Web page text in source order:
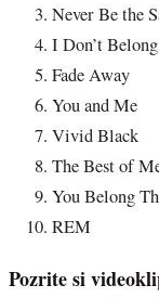
Never Be the
I Don’t
Fade Away
You and Me
Vivid Black
The Best of
You Belong
REM
Pozrite si